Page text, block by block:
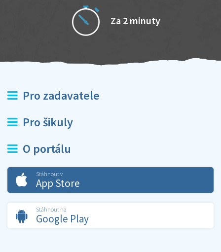
Za 2 minuty
Pro zadavatele
Pro šikuly
O portálu
Stáhnout v
App Store
Stáhnout na
Google Play